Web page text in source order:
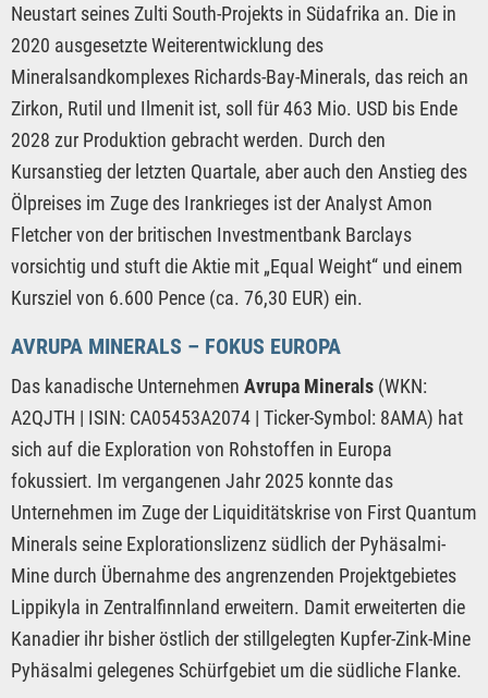
Neustart seines Zulti South-Projekts in Südafrika an. Die in
2020 ausgesetzte Weiterentwicklung des
Mineralsandkomplexes Richards-Bay-Minerals, das reich an
Zirkon, Rutil und Ilmenit ist, soll für 463 Mio. USD bis Ende
2028 zur Produktion gebracht werden. Durch den
Kursanstieg der letzten Quartale, aber auch den Anstieg des
Ölpreises im Zuge des Irankrieges ist der Analyst Amon
Fletcher von der britischen Investmentbank Barclays
vorsichtig und stuft die Aktie mit „Equal Weight“ und einem
Kursziel von 6.600 Pence (ca. 76,30 EUR) ein.
AVRUPA MINERALS – FOKUS EUROPA
Das kanadische Unternehmen Avrupa Minerals (WKN:
A2QJTH | ISIN: CA05453A2074 | Ticker-Symbol: 8AMA) hat
sich auf die Exploration von Rohstoffen in Europa
fokussiert. Im vergangenen Jahr 2025 konnte das
Unternehmen im Zuge der Liquiditätskrise von First Quantum
Minerals seine Explorationslizenz südlich der Pyhäsalmi-
Mine durch Übernahme des angrenzenden Projektgebietes
Lippikyla in Zentralfinnland erweitern. Damit erweiterten die
Kanadier ihr bisher östlich der stillgelegten Kupfer-Zink-Mine
Pyhäsalmi gelegenes Schürfgebiet um die südliche Flanke.